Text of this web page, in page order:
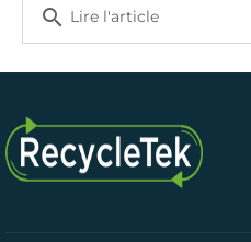
search Lire l'article